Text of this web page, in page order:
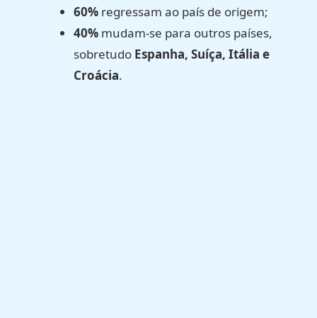
60% regressam ao país de origem;
40% mudam-se para outros países,
sobretudo Espanha, Suíça, Itália e
Croácia.